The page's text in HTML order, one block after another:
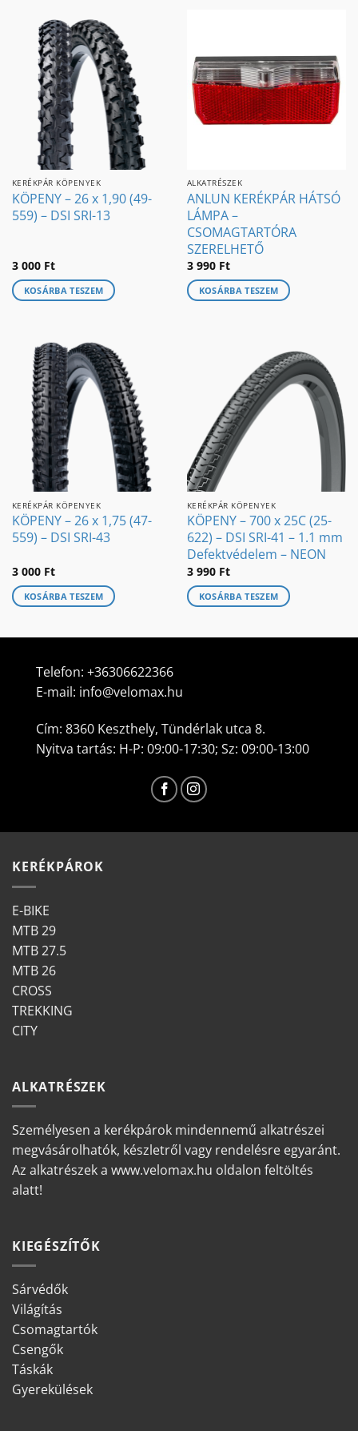
KERÉKPÁR KÖPENYEK
KÖPENY – 26 x 1,90 (49-
559) – DSI SRI-13
3 000 Ft
KOSÁRBA TESZEM
ALKATRÉSZEK
ANLUN KERÉKPÁR HÁTSÓ
LÁMPA –
CSOMAGTARTÓRA
SZERELHETŐ
3 990 Ft
KOSÁRBA TESZEM
KERÉKPÁR KÖPENYEK
KÖPENY – 26 x 1,75 (47-
559) – DSI SRI-43
3 000 Ft
KOSÁRBA TESZEM
KERÉKPÁR KÖPENYEK
KÖPENY – 700 x 25C (25-
622) – DSI SRI-41 – 1.1 mm
Defektvédelem – NEON
3 990 Ft
KOSÁRBA TESZEM
Telefon: +36306622366
E-mail: info@velomax.hu
Cím: 8360 Keszthely, Tündérlak utca 8.
Nyitva tartás: H-P: 09:00-17:30; Sz: 09:00-13:00
KERÉKPÁROK
E-BIKE
MTB 29
MTB 27.5
MTB 26
CROSS
TREKKING
CITY
ALKATRÉSZEK
Személyesen a kerékpárok mindennemű alkatrészei
megvásárolhatók, készletről vagy rendelésre egyaránt.
Az alkatrészek a www.velomax.hu oldalon feltöltés
alatt!
KIEGÉSZÍTŐK
Sárvédők
Világítás
Csomagtartók
Csengők
Táskák
Gyerekülések